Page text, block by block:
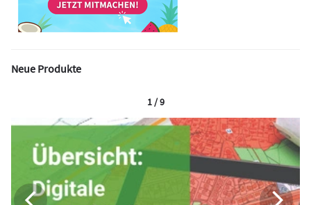
Neue Produkte
1 / 9